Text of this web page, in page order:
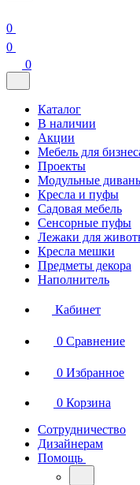
0
0
0
Каталог
В наличии
Акции
Мебель для
Проекты
Модульные
Кресла и пуфы
Садовая мебель
Сенсорные пуфы
Лежаки для
Кресла мешки
Предметы декора
Наполнитель
Кабинет
0 Сравнение
0 Избранное
0 Корзина
Сотрудничество
Дизайнерам
Помощь